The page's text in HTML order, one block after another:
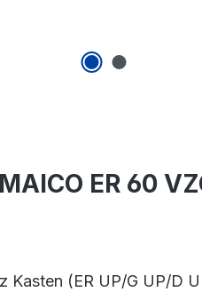
ER 60
Kasten (ER UP/G UP/D